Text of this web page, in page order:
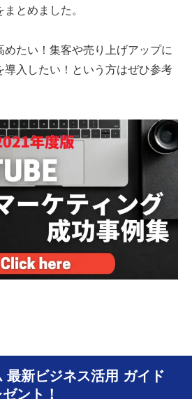
とめました。
めたい！集客や売り上げアップに
導入したい！という方はぜひ参考
最新ビジネス活用 ガイド
ント！